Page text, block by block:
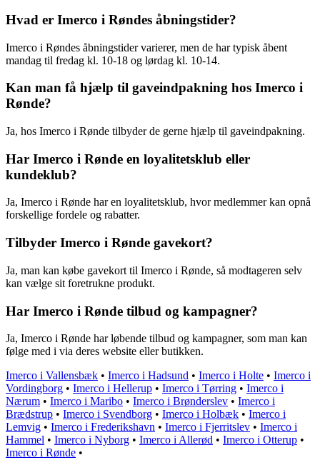
Hvad er Imerco i Røndes åbningstider?
Imerco i Røndes åbningstider varierer, men de har typisk åbent
mandag til fredag kl. 10-18 og lørdag kl. 10-14.
Kan man få hjælp til gaveindpakning hos Imerco i
Rønde?
Ja, hos Imerco i Rønde tilbyder de gerne hjælp til gaveindpakning.
Har Imerco i Rønde en loyalitetsklub eller
kundeklub?
Ja, Imerco i Rønde har en loyalitetsklub, hvor medlemmer kan opnå
forskellige fordele og rabatter.
Tilbyder Imerco i Rønde gavekort?
Ja, man kan købe gavekort til Imerco i Rønde, så modtageren selv
kan vælge sit foretrukne produkt.
Har Imerco i Rønde tilbud og kampagner?
Ja, Imerco i Rønde har løbende tilbud og kampagner, som man kan
følge med i via deres website eller butikken.
Imerco i Vallensbæk • Imerco i Hadsund • Imerco i Holte • Imerco i
Vordingborg • Imerco i Hellerup • Imerco i Tørring • Imerco i
Nærum • Imerco i Maribo • Imerco i Brønderslev • Imerco i
Brædstrup • Imerco i Svendborg • Imerco i Holbæk • Imerco i
Lemvig • Imerco i Frederikshavn • Imerco i Fjerritslev • Imerco i
Hammel • Imerco i Nyborg • Imerco i Allerød • Imerco i Otterup •
Imerco i Rønde •